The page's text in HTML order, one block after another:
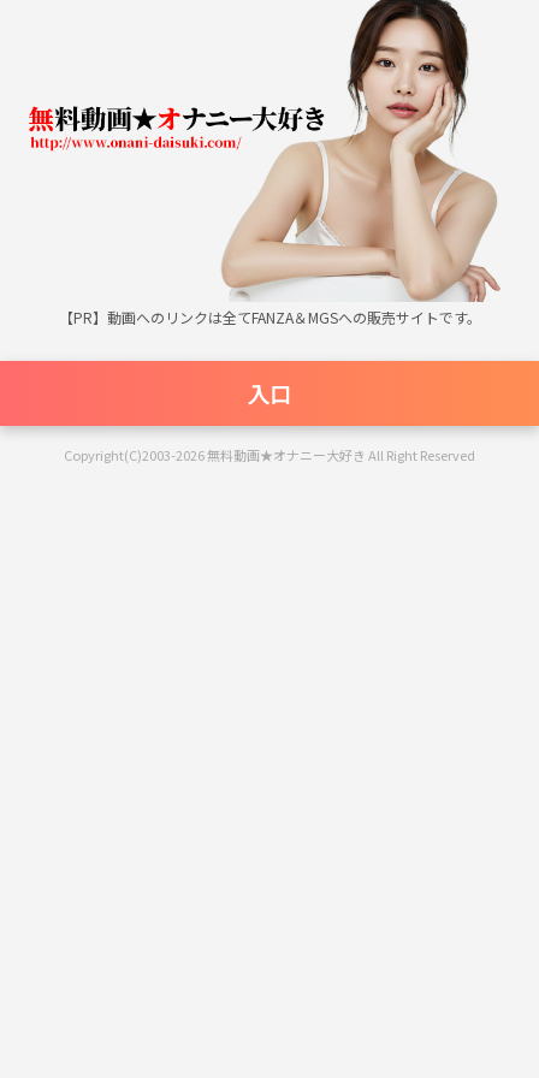
無料動画★オナニー大好き
【PR】動画へのリンクは全てFANZA＆MGSへの販売サイトです。
入口
Copyright(C)2003-2026 無料動画★オナニー大好き All Right Reserved